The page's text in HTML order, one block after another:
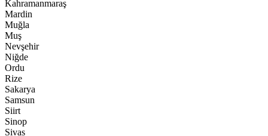
Kahramanmaraş
Mardin
Muğla
Muş
Nevşehir
Niğde
Ordu
Rize
Sakarya
Samsun
Siirt
Sinop
Sivas